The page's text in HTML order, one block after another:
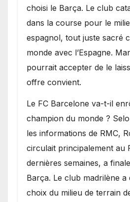
choisi le Barça. Le club
dans la course pour le
espagnol, tout juste sacré
monde avec l’Espagne.
pourrait accepter de le
offre convient.
​Le FC Barcelone va-t-il
champion du monde ?
les informations de RMC,
circulait principalement au
dernières semaines, a
Barça. Le club madrilène
choix du milieu de terrain